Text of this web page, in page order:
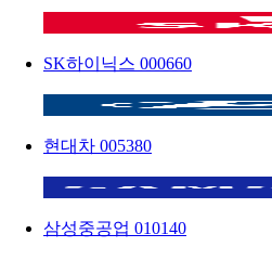
SK하이닉스 000660
현대차 005380
삼성중공업 010140